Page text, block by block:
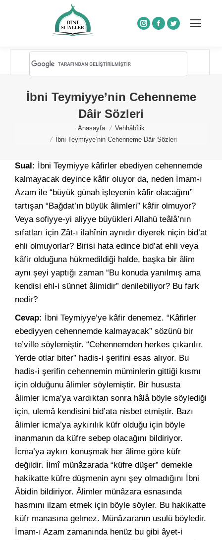
Instagram
Facebook
Twitter
İbni Teymiyye’nin Cehenneme
Dâir Sözleri
Anasayfa
Vehhâbîlik
İbni Teymiyye’nin Cehenneme Dâir Sözleri
Sual: İbni Teymiyye kâfirler ebediyen cehennemde
kalmayacak deyince kâfir oluyor da, neden İmam-ı
Azam ile “büyük günah işleyenin kâfir olacağını”
tartışan “Bağdat’ın büyük âlimleri” kâfir olmuyor?
Veya sofiyye-yi aliyye büyükleri Allahü teâlâ’nın
sıfatları için Zât-ı ilahînin aynıdır diyerek niçin bid’at
ehli olmuyorlar? Birisi hata edince bid’at ehli veya
kâfir olduğuna hükmedildiği halde, başka bir âlim
aynı şeyi yaptığı zaman “Bu konuda yanılmış ama
kendisi ehl-i sünnet âlimidir” denilebiliyor? Bu fark
nedir?
Cevap: İbni Teymiyye’ye kâfir denemez. “Kâfirler
ebediyyen cehennemde kalmayacak” sözünü bir
te’ville söylemiştir. “Cehennemden herkes çıkarılır.
Yerde otlar biter” hadis-i şerifini esas alıyor. Bu
hadis-i şerifin cehennemin müminlerin gittiği kısmı
için olduğunu âlimler söylemiştir. Bir hususta
âlimler icma’ya vardıktan sonra hâlâ böyle söylediği
için, ulemâ kendisini bid’ata nisbet etmiştir. Bazı
âlimler icma’ya aykırılık küfr olduğu için böyle
inanmanın da küfre sebep olacağını bildiriyor.
İcma’ya aykırı konuşmak her âlime göre küfr
değildir. İlmî münâzarada “küfre düşer” demekle
hakikatte küfre düşmenin aynı şey olmadığını İbni
Âbidin bildiriyor. Âlimler münâzara esnasında
hasmını ilzam etmek için böyle söyler. Bu hakikatte
küfr manasına gelmez. Münâzaranın usulü böyledir.
İmam-ı Azam zamanında henüz bu gibi âyet-i